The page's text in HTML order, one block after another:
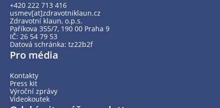
+420 222 713 416
usmev[at]zdravotniklaun.cz
Zdravotní klaun, o.p.s.
Paříkova 355/7, 190 00 Praha 9
IČ: 26 54 79 53
Datová schránka: tz22b2f
Pro média
Kontakty
Press kit
Výroční zprávy
Videokoutek